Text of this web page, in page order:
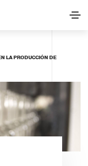
LA PRODUCCIÓN DE